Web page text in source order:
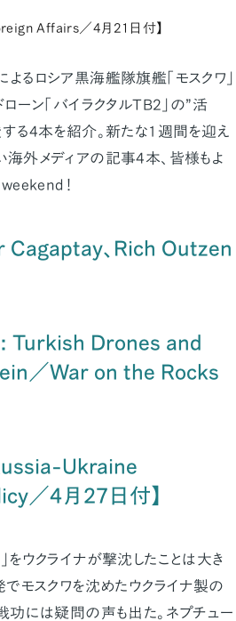
Affairs／4月21日付】
るロシア黒海艦隊旗艦「モスクワ」
ーン「バイラクタルTB2」の”活
る4本を紹介。新たな1週間を迎え
海外メディアの記事4本、皆様もよ
！
、Rich Outzen
Turkish Drones and
／War on the Rocks
Ukraine
／4月27日付】
ウクライナが撃沈したことは大き
でモスクワを沈めたウクライナ製の
功には疑問の声も出た。ネプチュー